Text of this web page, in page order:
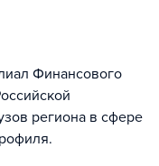
Финансового
региона в сфере